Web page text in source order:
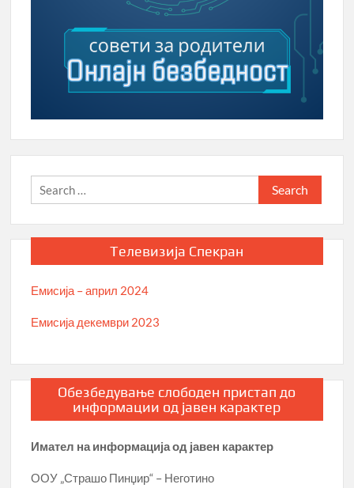
Search
for:
Телевизија Спекран
Емисија – април 2024
Емисија декември 2023
Обезбедување слободен пристап до
информации од јавен карактер
Имател на информација од јавен карактер
ООУ „Страшо Пинџир“ – Неготино